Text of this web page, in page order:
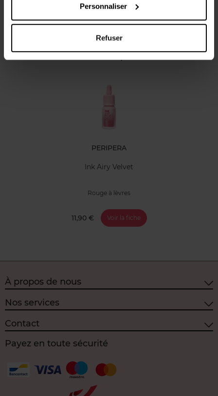
Personnaliser
Refuser
Vous aimerez peut-être
PERIPERA
Ink Airy Velvet
Rouge à lèvres
11,90 € Voir la fiche
À propos de nous
Nos services
Contact
Payez en toute sécurité